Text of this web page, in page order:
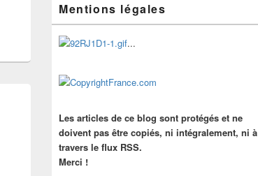
principale
de
widget
pour
barre
latérale
Mentions légales
...
Les articles de ce blog sont protégés et ne
doivent pas être copiés, ni intégralement, ni à
travers le flux RSS.
Merci !